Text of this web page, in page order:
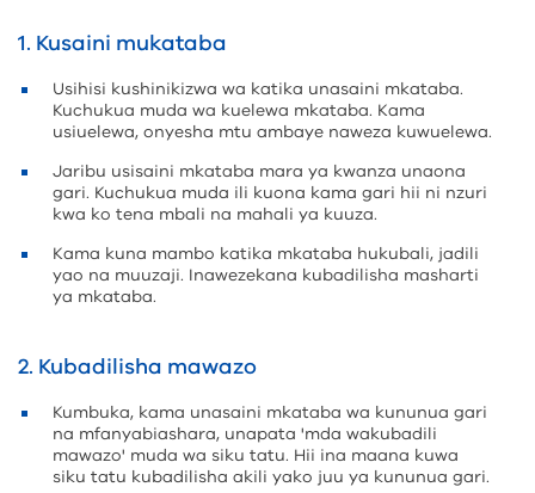
1. Kusaini mukataba
Usihisi kushinikizwa wa katika unasaini mkataba.
Kuchukua muda wa kuelewa mkataba. Kama
usiuelewa, onyesha mtu ambaye naweza kuwuelewa.
Jaribu usisaini mkataba mara ya kwanza unaona
gari. Kuchukua muda ili kuona kama gari hii ni nzuri
kwa ko tena mbali na mahali ya kuuza.
Kama kuna mambo katika mkataba hukubali, jadili
yao na muuzaji. Inawezekana kubadilisha masharti
ya mkataba.
2. Kubadilisha mawazo
Kumbuka, kama unasaini mkataba wa kununua gari
na mfanyabiashara, unapata 'mda wakubadili
mawazo' muda wa siku tatu. Hii ina maana kuwa
siku tatu kubadilisha akili yako juu ya kununua gari.